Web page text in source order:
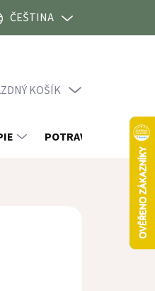
ČEŠTINA
NÁKUPNÍ
KOŠÍK
POTRAVINY